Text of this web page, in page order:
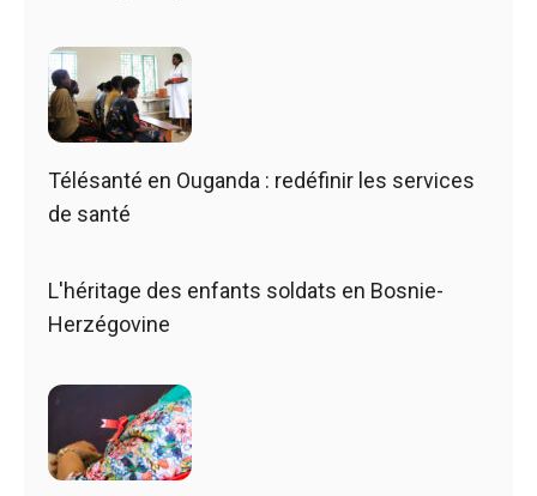
Télésanté en Ouganda : redéfinir les services
de santé
L'héritage des enfants soldats en Bosnie-
Herzégovine